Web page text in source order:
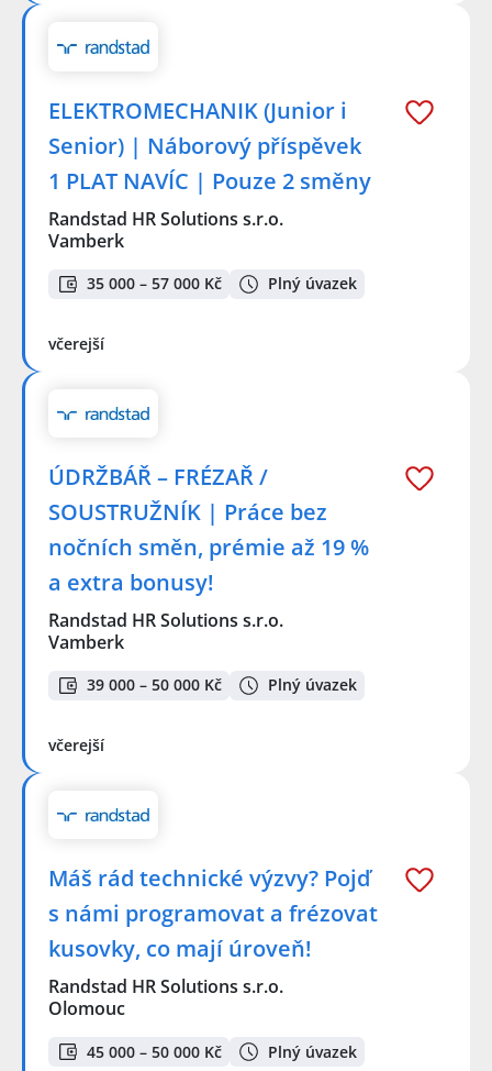
ELEKTROMECHANIK (Junior i
Senior) | Náborový příspěvek
1 PLAT NAVÍC | Pouze 2 směny
Randstad HR Solutions s.r.o.
Vamberk
35 000 – 57 000 Kč Plný úvazek
včerejší
ÚDRŽBÁŘ – FRÉZAŘ /
SOUSTRUŽNÍK | Práce bez
nočních směn, prémie až 19 %
a extra bonusy!
Randstad HR Solutions s.r.o.
Vamberk
39 000 – 50 000 Kč Plný úvazek
včerejší
Máš rád technické výzvy? Pojď
s námi programovat a frézovat
kusovky, co mají úroveň!
Randstad HR Solutions s.r.o.
Olomouc
45 000 – 50 000 Kč Plný úvazek